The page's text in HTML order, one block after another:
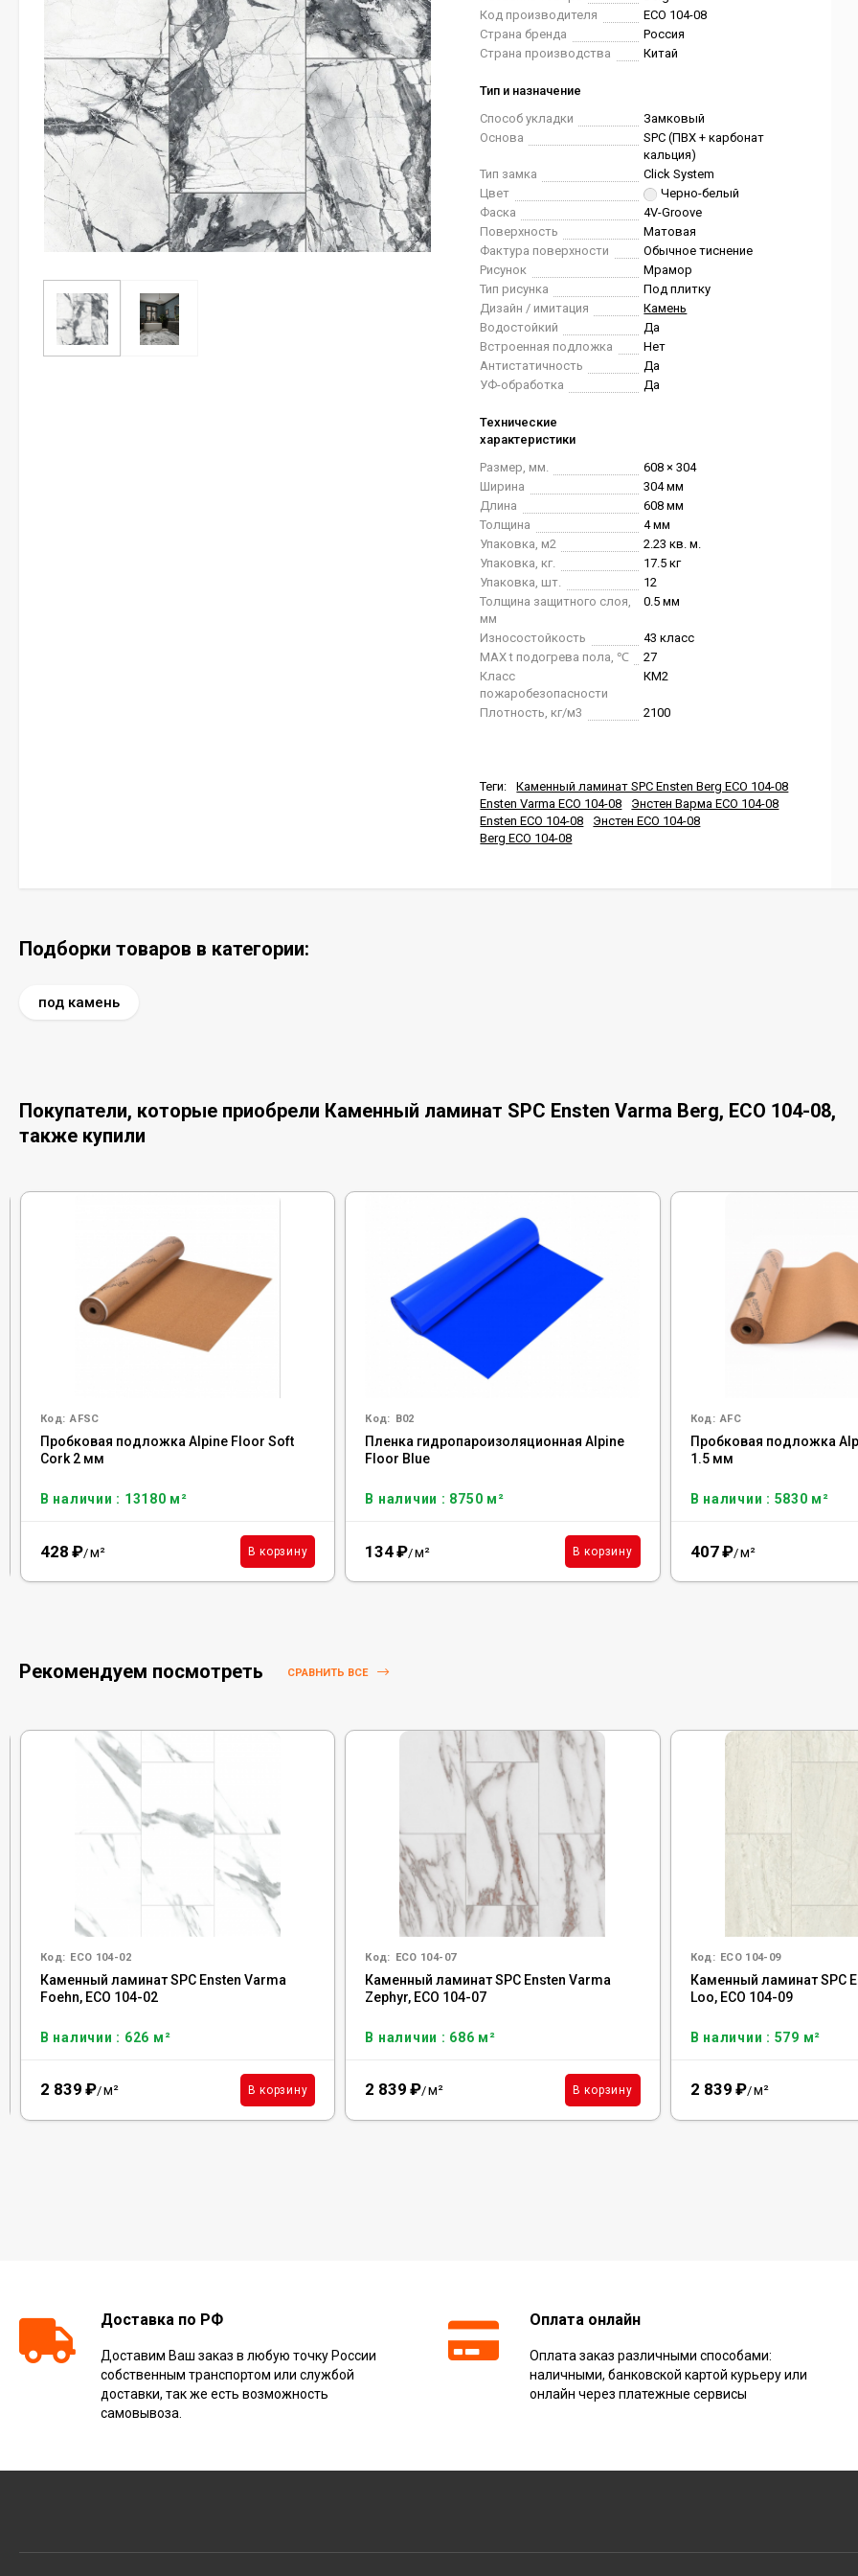
Код производителя
ECO 104-08
Страна бренда
Россия
Страна производства
Китай
Тип и назначение
Способ укладки
Замковый
Основа
SPC (ПВХ + карбонат
кальция)
Тип замка
Click System
Цвет
Черно-белый
Фаска
4V-Groove
Поверхность
Матовая
Фактура поверхности
Обычное тиснение
Рисунок
Мрамор
Тип рисунка
Под плитку
Дизайн / имитация
Камень
Водостойкий
Да
Встроенная подложка
Нет
Антистатичность
Да
УФ-обработка
Да
Технические
характеристики
Размер, мм.
608 × 304
Ширина
304 мм
Длина
608 мм
Толщина
4 мм
Упаковка, м2
2.23 кв. м.
Упаковка, кг.
17.5 кг
Упаковка, шт.
12
Толщина защитного слоя,
мм
0.5 мм
Износостойкость
43 класс
MAX t подогрева пола, ℃
27
Класс
пожаробезопасности
КМ2
Плотность, кг/м3 2100
Теги:
Каменный ламинат SPC Ensten Berg ECO 104-08
Ensten Varma ECO 104-08
Энстен Варма ECO 104-08
Ensten ECO 104-08
Энстен ECO 104-08
Berg ECO 104-08
Подборки товаров в категории:
под камень
Покупатели, которые приобрели Каменный ламинат SPC Ensten Varma Berg, ECO 104-08,
также купили
Код: AFSC
Пробковая подложка Alpine Floor Soft
Cork 2 мм
В наличии : 13180 м²
428 ₽/м² В корзину
Код: B02
Пленка гидропароизоляционная Alpine
Floor Blue
В наличии : 8750 м²
134₽/м² В корзину
Код: AFC
Пробковая подложка
1.5 мм
В наличии : 5830 м²
407₽/м²
Рекомендуем посмотреть СРАВНИТЬ ВСЕ
Код: ECO 104-02
Каменный ламинат SPC Ensten Varma
Foehn, ECO 104-02
В наличии : 626 м²
2 839 ₽/м² В корзину
Код: ECO 104-07
Каменный ламинат SPC Ensten Varma
Zephyr, ECO 104-07
В наличии : 686 м²
2 839 ₽/м² В корзину
Код: ECO 104-09
Каменный ламинат SPC
Loo, ECO 104-09
В наличии : 579 м²
2 839 ₽/м²
Доставка по РФ
Доставим Ваш заказ в любую точку России
собственным транспортом или службой
доставки, так же есть возможность
самовывоза.
Оплата онлайн
Оплата заказ различными способами:
наличными, банковской картой курьеру или
онлайн через платежные сервисы